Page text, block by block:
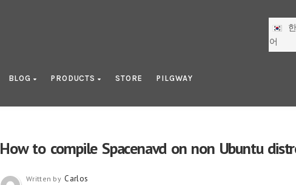
어
BLOG PRODUCTS STORE PILGWAY
How to compile Spacenavd on non Ubuntu
Written by Carlos